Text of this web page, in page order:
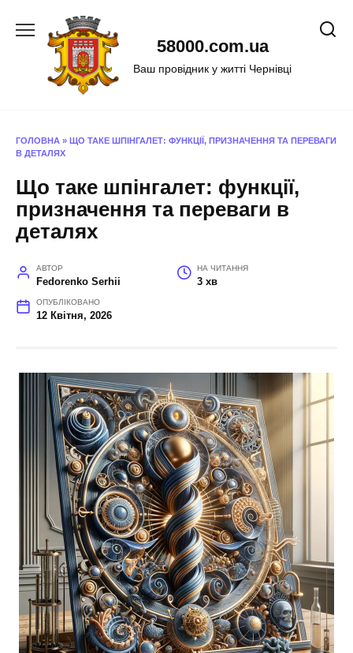
58000.com.ua
Ваш провідник у житті Чернівці
ГОЛОВНА » ЩО ТАКЕ ШПІНГАЛЕТ: ФУНКЦІЇ, ПРИЗНАЧЕННЯ ТА ПЕРЕВАГИ
В ДЕТАЛЯХ
Що таке шпінгалет: функції,
призначення та переваги в
деталях
АВТОР
Fedorenko Serhii
НА ЧИТАННЯ
3 хв
ОПУБЛІКОВАНО
12 Квітня, 2026